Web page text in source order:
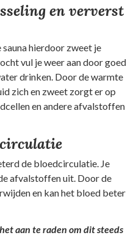
en ververst
hierdoor zweet je
vul je weer aan door goed
drinken. Door de warmte
zich en zweet zorgt er op
en andere afvalstoffen
de bloedcirculatie. Je
afvalstoffen uit. Door de
en kan het bloed beter
aan te raden om dit steeds